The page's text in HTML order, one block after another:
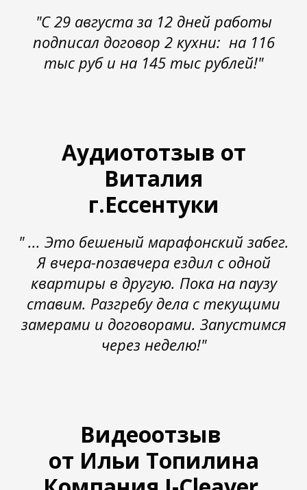
"С 29 августа за 12 дней работы
подписал договор 2 кухни: на 116
тыс руб и на 145 тыс рублей!"
Аудиототзыв от
Виталия
г.Ессентуки
" ... Это бешеный марафонский забег.
Я вчера-позавчера ездил с одной
квартиры в другую. Пока на паузу
ставим. Разгребу дела с текущими
замерами и договорами. Запустимся
через неделю!"
Видеоотзыв
от Ильи Топилина